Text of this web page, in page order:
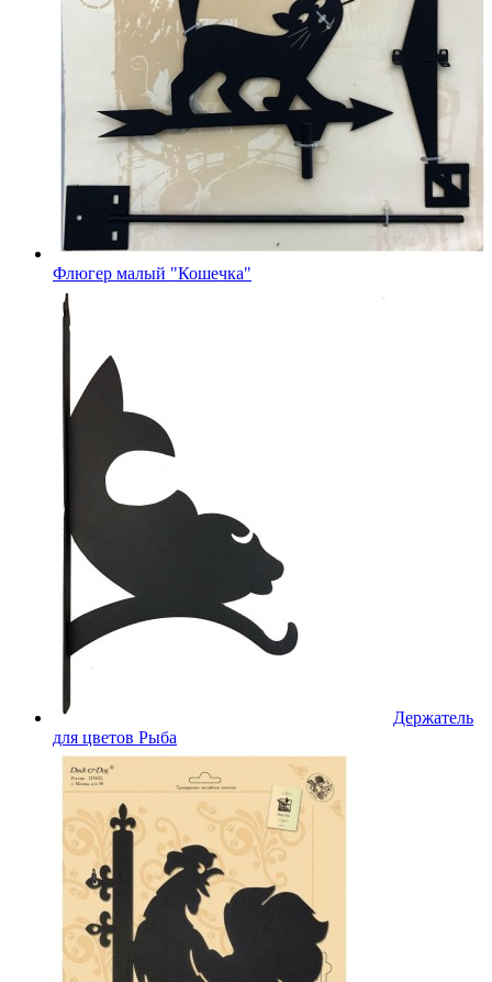
Флюгер малый "Кошечка"
Держатель
для цветов Рыба